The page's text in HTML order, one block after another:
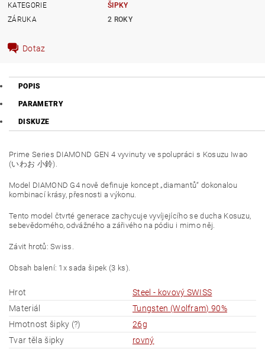
KATEGORIE
ŠIPKY
ZÁRUKA
2 ROKY
Dotaz
POPIS
PARAMETRY
DISKUZE
Prime Series DIAMOND GEN 4 vyvinuty ve spolupráci s Kosuzu Iwao
(いわお 小鈴).
Model DIAMOND G4 nově definuje koncept „diamantů“ dokonalou
kombinací krásy, přesnosti a výkonu.
Tento model čtvrté generace zachycuje vyvíjejícího se ducha Kosuzu,
sebevědomého, odvážného a zářivého na pódiu i mimo něj.
Závit hrotů: Swiss.
Obsah balení: 1x sada šipek (3 ks).
Hrot
Steel - kovový SWISS
Materiál
Tungsten (Wolfram) 90%
Hmotnost šipky (?)
26g
Tvar těla šipky
rovný